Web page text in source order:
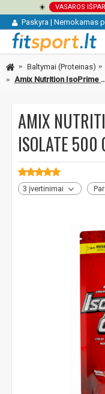
☀️ VASAROS
Paskyra | Nemokamas
Baltymai (Proteinas)
Amix Nutrition IsoPrime
AMIX
ISOLATE 500
3 įvertinimai